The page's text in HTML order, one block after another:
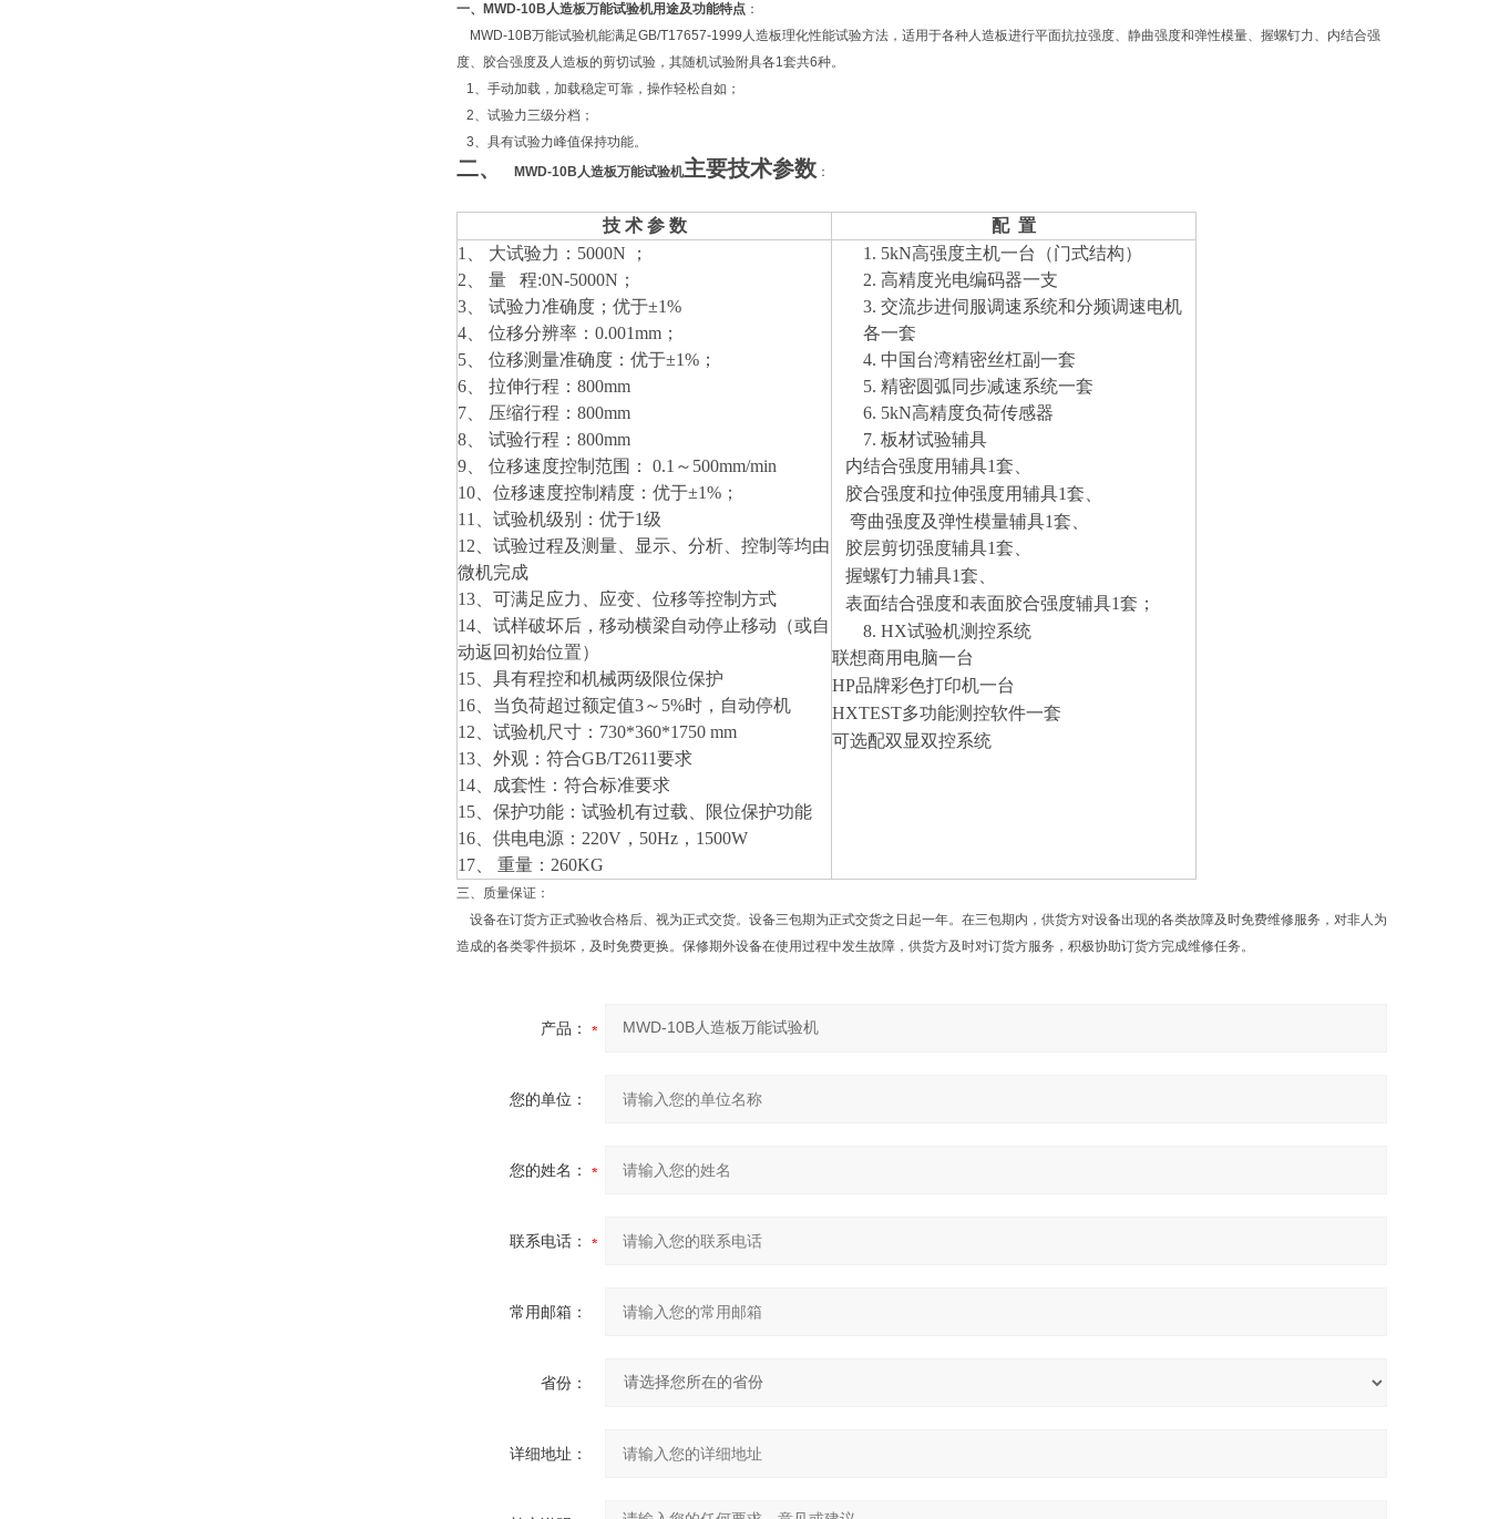
一、 MWD-10B人造板万能试验机用途及功能特点 ：
MWD-10B万能试验机能满足GB/T17657-1999人造板理化性能试验方法，适用于各种人造板进行平面抗拉强度、静曲强度和弹性模量、握螺钉力、内结合强
度、胶合强度及人造板的剪切试验，其随机试验附具各1套共6种。
1、手动加载，加载稳定可靠，操作轻松自如；
2、试验力三级分档；
3、具有试验力峰值保持功能。
二、 MWD-10B人造板万能试验机主要技术参数 ：
技 术 参 数
配 置
1、 大试验力： 5000N ；
2、 量 程:0N-5000N；
3、 试验力准确度；优于±1%
4、 位移分辨率：0.001mm；
5、 位移测量准确度：优于±1%；
6、 拉伸行程： 800mm
7、 压缩行程： 800mm
8、 试验行程： 800mm
9、 位移速度控制范围： 0.1～500mm/min
10、位移速度控制精度：优于±1%；
11、试验机级别：优于1级
12、 试验过程及测量、显示、分析、控制等均由
微机完成
13、 可满足应力、应变、位移等控制方式
14、 试样破坏后，移动横梁自动停止移动（或自
动返回初始位置）
15、 具有程控和机械两级限位保护
16、 当负荷超过额定值3～5%时，自动停机
12、试验机尺寸：730*360*1750 mm
13、外观：符合GB/T2611要求
14、成套性：符合标准要求
15、保护功能：试验机有过载 、限位保护功能
16、供电电源：220V，50Hz ， 1500W
17、 重量： 260KG
1. 5kN高强度主机一台（门式结构）
2. 高精度光电编码器一支
3. 交流步进伺服调速系统和分频调速电机
各一套
4. 中国台湾精密丝杠副一套
5. 精密圆弧同步减速系统一套
6. 5kN高精度负荷传感器
7. 板材试验辅具
内结合强度用辅具1套、
胶合强度和拉伸强度用辅具1套、
弯曲强度及弹性模量辅具1套、
胶层剪切强度辅具1套、
握螺钉力辅具1套、
表面结合强度和表面胶合强度辅具1套 ；
8. HX试验机测控系统
联想商用电脑一台
HP品牌彩色打印机一台
HXTEST多功能测控软件一套
可选配双显双控系统
三、质量保证：
设备在订货方正式验收合格后、视为正式交货。设备三包期为正式交货之日起一年。在三包期内，供货方对设备出现的各类故障及时免费维修服务，对非人为
造成的各类零件损坏，及时免费更换。保修期外设备在使用过程中发生故障，供货方及时对订货方服务，积极协助订货方完成维修任务。
产品：
您的单位：
您的姓名：
联系电话：
常用邮箱：
省份：
详细地址：